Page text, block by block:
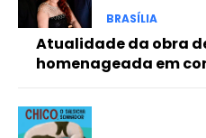
Donec quis est ac felis
Orci varius natoque dolor
BRASÍLIA
Atualidade da obra
homenageada em